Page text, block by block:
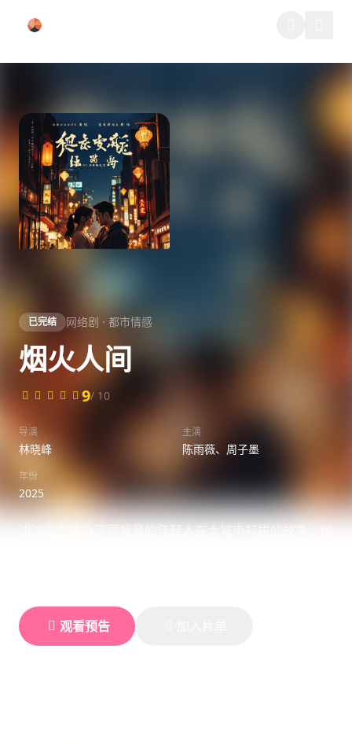
已完结 网络剧 · 都市情感
烟火人间
9/ 10
导演
林晓峰
主演
陈雨薇、周子墨
年份
2025
讲述三个来自不同背景的年轻人在大城市打拼的故事，他
观看预告